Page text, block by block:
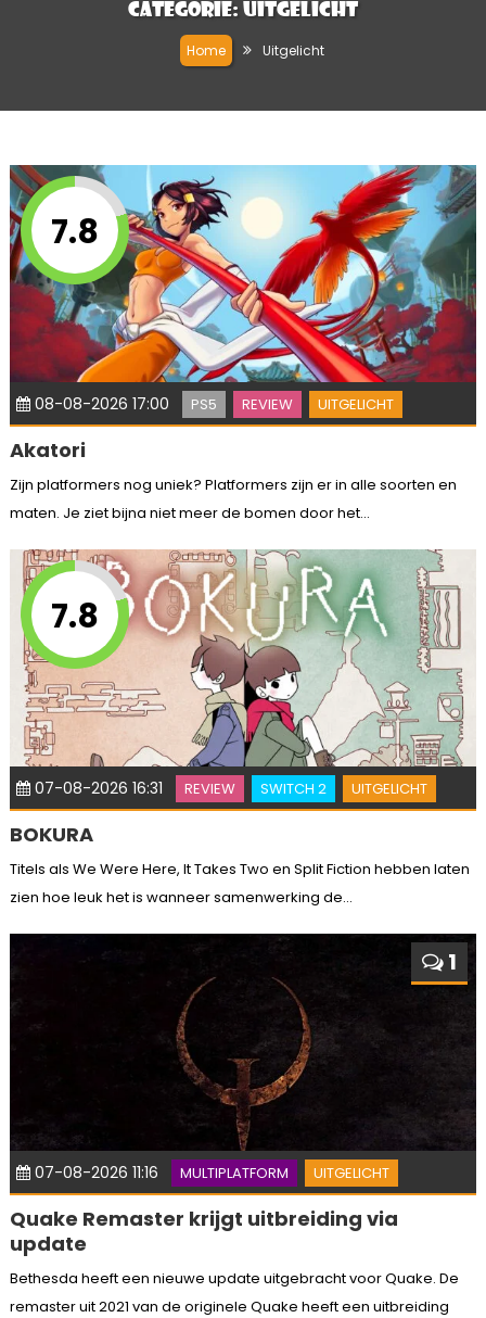
Categorie: Uitgelicht
Home Uitgelicht
7.8
08-08-2026 17:00 PS5 REVIEW UITGELICHT
Akatori
Zijn platformers nog uniek? Platformers zijn er in alle soorten en
maten. Je ziet bijna niet meer de bomen door het...
7.8
07-08-2026 16:31 REVIEW SWITCH 2 UITGELICHT
BOKURA
Titels als We Were Here, It Takes Two en Split Fiction hebben laten
zien hoe leuk het is wanneer samenwerking de...
1
07-08-2026 11:16 MULTIPLATFORM UITGELICHT
Quake Remaster krijgt uitbreiding via
update
Bethesda heeft een nieuwe update uitgebracht voor Quake. De
remaster uit 2021 van de originele Quake heeft een uitbreiding